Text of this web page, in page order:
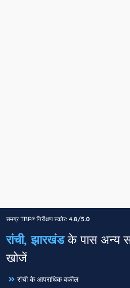
समग्र TBR® निरीक्षण स्कोर: 4.8/5.0
रांची, झारखंडके पास अन्य
खोजें
रांची के आपराधिक वकील